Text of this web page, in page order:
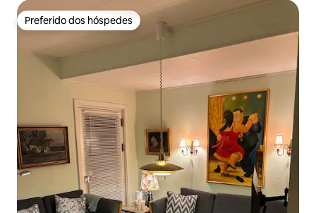
Preferido dos hóspedes
Preferido dos hóspedes